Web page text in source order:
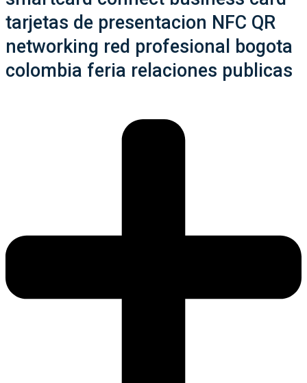
tarjetas de presentacion NFC QR
networking red profesional bogota
colombia feria relaciones publicas